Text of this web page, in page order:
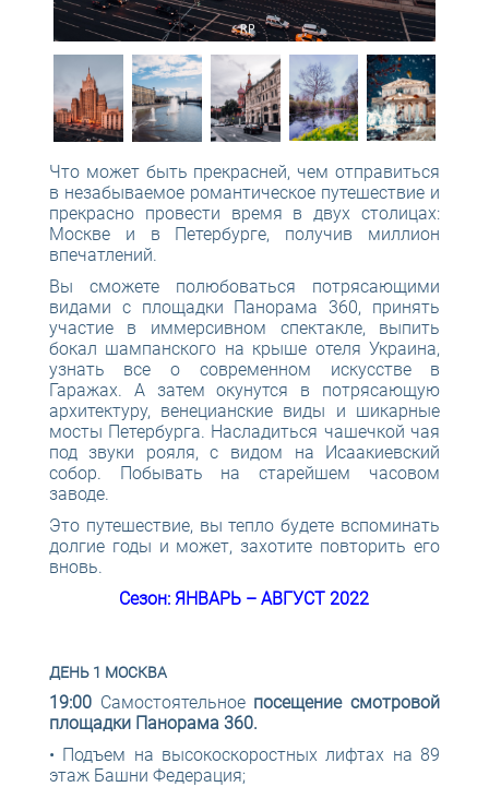
Что может быть прекрасней, чем отправиться
в незабываемое романтическое путешествие и
прекрасно провести время в двух столицах:
Москве и в Петербурге, получив миллион
впечатлений.
Вы сможете полюбоваться потрясающими
видами с площадки Панорама 360, принять
участие в иммерсивном спектакле, выпить
бокал шампанского на крыше отеля Украина,
узнать все о современном искусстве в
Гаражах. А затем окунутся в потрясающую
архитектуру, венецианские виды и шикарные
мосты Петербурга. Насладиться чашечкой чая
под звуки рояля, с видом на Исаакиевский
собор. Побывать на старейшем часовом
заводе.
Это путешествие, вы тепло будете вспоминать
долгие годы и может, захотите повторить его
вновь.
Сезон: ЯНВАРЬ – АВГУСТ 2022
ДЕНЬ 1 МОСКВА
19:00Самостоятельное посещение смотровой
площадки Панорама 360.
• Подъем на высокоскоростных лифтах на 89
этаж Башни Федерация;